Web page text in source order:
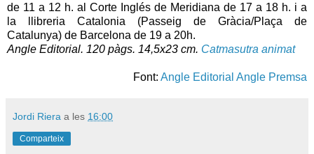
de 11 a 12 h. al Corte Inglés de Meridiana de 17 a 18 h. i a
la llibreria Catalonia (Passeig de Gràcia/Plaça de
Catalunya) de Barcelona de 19 a 20h.
Angle Editorial. 120 pàgs. 14,5x23 cm. Catmasutra animat
Font: Angle Editorial Angle Premsa
Jordi Riera a les 16:00
Comparteix